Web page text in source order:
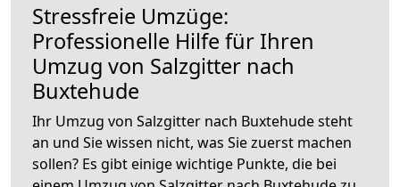
Stressfreie Umzüge:
Professionelle Hilfe für Ihren
Umzug von Salzgitter nach
Buxtehude
Ihr Umzug von Salzgitter nach Buxtehude steht
an und Sie wissen nicht, was Sie zuerst machen
sollen? Es gibt einige wichtige Punkte, die bei